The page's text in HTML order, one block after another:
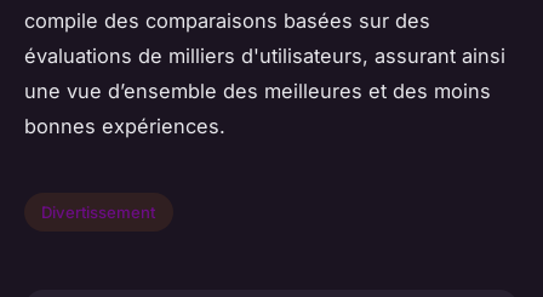
compile des comparaisons basées sur des
évaluations de milliers d'utilisateurs, assurant ainsi
une vue d’ensemble des meilleures et des moins
bonnes expériences.
Divertissement